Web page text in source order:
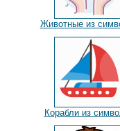
Животные из
Корабли из